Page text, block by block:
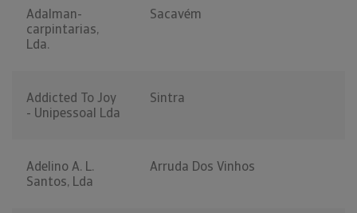
Adalman-
carpintarias,
Lda.
Sacavém
Addicted To Joy
- Unipessoal Lda
Sintra
Adelino A. L.
Santos, Lda
Arruda Dos Vinhos